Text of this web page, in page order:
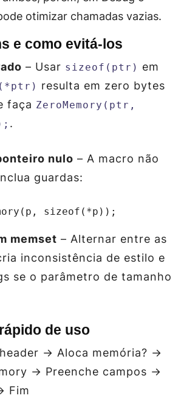
otimizar chamadas vazias.
e como evitá‑los
– Usar sizeof(ptr) em
resulta em zero bytes
faça ZeroMemory(ptr,
.
nulo – A macro não
guardas:
sizeof(*p));
memset – Alternar entre as
inconsistência de estilo e
se o parâmetro de tamanho
de uso
→ Aloca memória? →
→ Preenche campos →
Fim